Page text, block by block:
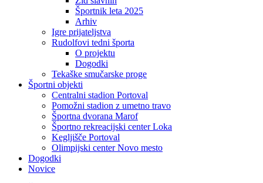
Športnik leta 2025
Arhiv
Igre prijateljstva
Rudolfovi tedni športa
O projektu
Dogodki
Tekaške smučarske proge
Športni objekti
Centralni stadion Portoval
Pomožni stadion z umetno travo
Športna dvorana Marof
Športno rekreacijski center Loka
Kegljišče Portoval
Olimpijski center Novo mesto
Dogodki
Novice